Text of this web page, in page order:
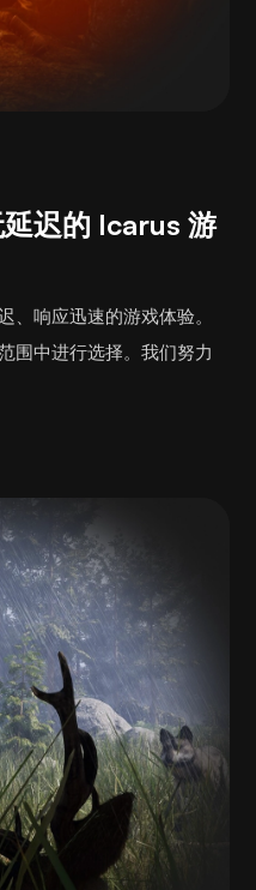
迟的 Icarus 游
、响应迅速的游戏体验。
围中进行选择。我们努力